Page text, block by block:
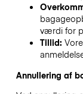
værdi for
Tillid:
Annullering af